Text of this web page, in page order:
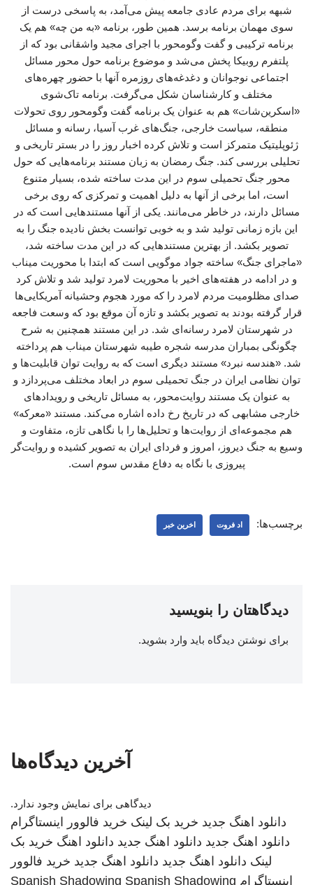
شبهه برای مردم عادی جامعه پیش می‌آمد، به پاسخی درست از
سوی مهمان برنامه برسد. همین طور، برنامه «به من چه» هم یک
برنامه ترکیبی و گفت وگومحور با اجرای مجید واشقانی بود که از
پلتفرم روبیکا پخش می‌شد و موضوع برنامه حول محور مسائل
اجتماعی نوجوانان و دغدغه‌های روزمره آنها با حضور چهره‌های
مختلف و کارشناسان شکل می‌گرفت. برنامه تاک‌شوی
«اسکرین‌شات» هم به عنوان یک برنامه گفت وگومحور روی تحولات
منطقه، سیاست خارجی، جنگ‌های غرب آسیا، رسانه و مسائل
ژئوپلیتیک متمرکز است و تلاش کرده اخبار روز را در بستر تاریخی و
تحلیلی بررسی کند. جنگ رمضان به زبان مستند برنامه‌هایی که حول
محور جنگ تحمیلی سوم در این مدت ساخته شده، بسیار متنوع
است، اما برخی از آنها به دلیل اهمیت و تمرکزی که روی برخی
مسائل دارند، در خاطر می‌مانند. یکی از آنها مستندهایی است که در
این بازه زمانی تولید شد و به خوبی توانست بخش نادیده جنگ را به
تصویر بکشد. از بهترین مستندهایی که در این مدت ساخته شد،
«ماجرای جنگ» ساخته جواد موگویی است که ابتدا با محوریت میناب
و در ادامه در هفته‌های اخیر با محوریت لامرد تولید شد و تلاش کرد
صدای مظلومیت مردم لامرد را که مورد هجوم وحشیانه آمریکایی‌ها
قرار گرفته بودند به تصویر بکشد و تازه آن موقع بود که وسعت فاجعه
در شهرستان لامرد رسانه‌ای شد. در این مستند همچنین به شرح
چگونگی بمباران مدرسه شجره طیبه شهرستان میناب هم پرداخته
شد. «هندسه نبرد» مستند دیگری است که به روایت توان قابلیت‌ها و
توان نظامی ایران در جنگ تحمیلی سوم در ابعاد مختلف می‌پردازد و
به عنوان یک مستند روایت‌محور، به مسائل تاریخی و رویدادهای
خارجی مشابهی که در تاریخ رخ داده اشاره می‌کند. مستند «معرکه»
هم مجموعه‌ای از روایت‌ها و تحلیل‌ها را با نگاهی تازه، متفاوت و
وسیع به جنگ دیروز، امروز و فردای ایران به تصویر کشیده و روایت‌گر
پیروزی با نگاه به دفاع مقدس سوم است.
برچسب‌ها: اد فروت اخرین خبر
دیدگاهتان را بنویسید
برای نوشتن دیدگاه باید وارد بشوید.
آخرین دیدگاه‌ها
دیدگاهی برای نمایش وجود ندارد.
دانلود اهنگ جدید خرید بک لینک خرید فالوور اینستاگرام
دانلود اهنگ جدید دانلود اهنگ جدید دانلود اهنگ خرید بک
لینک دانلود اهنگ جدید دانلود اهنگ جدید خرید فالوور
اینستاگرام
Spanish Shadowing Spanish Shadowing